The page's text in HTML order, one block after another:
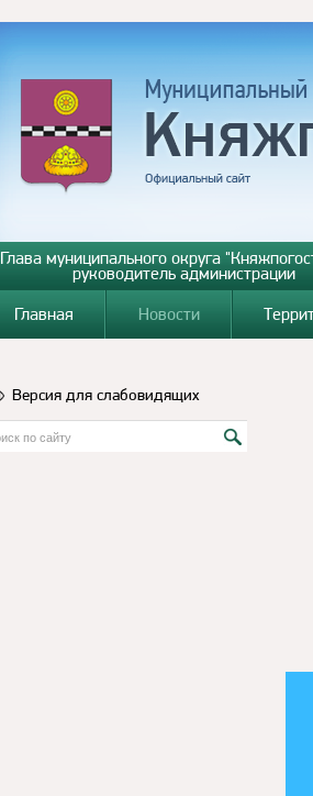
Глава муниципального округа
руководитель администрации
Главная Новости
Версия для слабовидящих